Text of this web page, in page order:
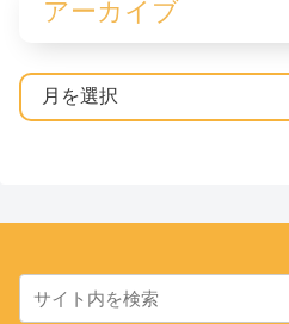
アーカイブ